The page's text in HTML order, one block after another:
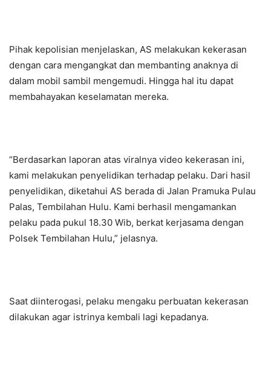
Pihak kepolisian menjelaskan, AS melakukan kekerasan
dengan cara mengangkat dan membanting anaknya di
dalam mobil sambil mengemudi. Hingga hal itu dapat
membahayakan keselamatan mereka.
“Berdasarkan laporan atas viralnya video kekerasan ini,
kami melakukan penyelidikan terhadap pelaku. Dari hasil
penyelidikan, diketahui AS berada di Jalan Pramuka Pulau
Palas, Tembilahan Hulu. Kami berhasil mengamankan
pelaku pada pukul 18.30 Wib, berkat kerjasama dengan
Polsek Tembilahan Hulu,” jelasnya.
Saat diinterogasi, pelaku mengaku perbuatan kekerasan
dilakukan agar istrinya kembali lagi kepadanya.